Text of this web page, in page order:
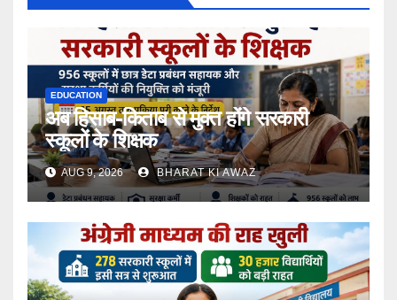
EDUCATION
अब हिसाब-किताब से मुक्त होंगे सरकारी
स्कूलों के शिक्षक
AUG 9, 2026 BHARAT KI AWAZ